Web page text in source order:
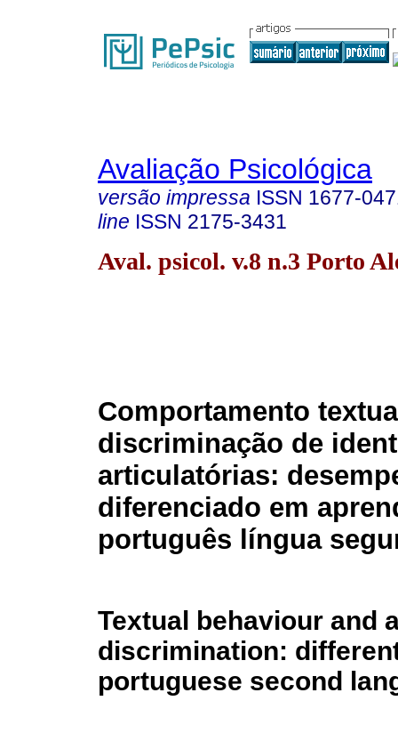
Avaliação Psicológica
versão impressa ISSN 1677-
line ISSN 2175-3431
Aval. psicol. v.8 n.3 Porto
Comportamento
discriminação de
articulatórias:
diferenciado em
português língua
Textual behaviour and
discrimination:
portuguese second